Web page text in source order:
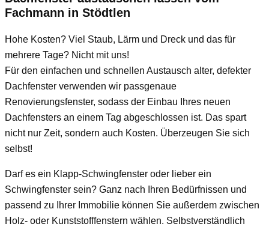
Fachmann in Stödtlen
Hohe Kosten? Viel Staub, Lärm und Dreck und das für
mehrere Tage? Nicht mit uns!
Für den einfachen und schnellen Austausch alter, defekter
Dachfenster verwenden wir passgenaue
Renovierungsfenster, sodass der Einbau Ihres neuen
Dachfensters an einem Tag abgeschlossen ist. Das spart
nicht nur Zeit, sondern auch Kosten. Überzeugen Sie sich
selbst!
Darf es ein Klapp-Schwingfenster oder lieber ein
Schwingfenster sein? Ganz nach Ihren Bedürfnissen und
passend zu Ihrer Immobilie können Sie außerdem zwischen
Holz- oder Kunststofffenstern wählen. Selbstverständlich